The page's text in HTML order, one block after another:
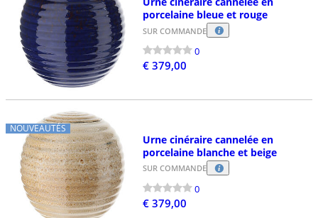
porcelaine bleue et rouge
SUR COMMANDE
0
€ 379,00
NOUVEAUTÉS
Urne cinéraire cannelée en
porcelaine blanche et beige
SUR COMMANDE
0
€ 379,00